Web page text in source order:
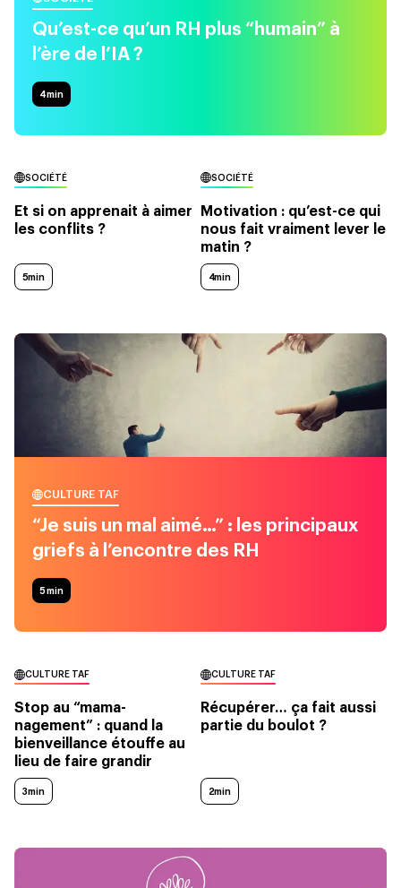
Qu’est-ce qu’un RH plus “humain” à
l’ère de l’IA ?
4min
SOCIÉTÉ
Et si on apprenait à aimer
les conflits ?
5min
SOCIÉTÉ
Motivation : qu’est-ce qui
nous fait vraiment lever le
matin ?
4min
CULTURE TAF
“Je suis un mal aimé…” : les principaux
griefs à l’encontre des RH
5min
CULTURE TAF
Stop au “mama-
nagement” : quand la
bienveillance étouffe au
lieu de faire grandir
3min
CULTURE TAF
Récupérer… ça fait aussi
partie du boulot ?
2min